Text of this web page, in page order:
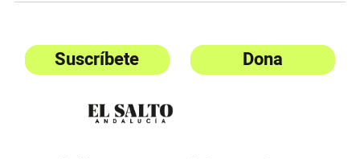
Suscríbete Dona